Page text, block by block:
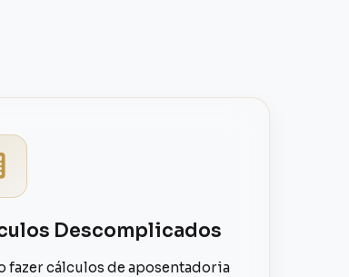
Descomplicados
fazer cálculos de aposentadoria